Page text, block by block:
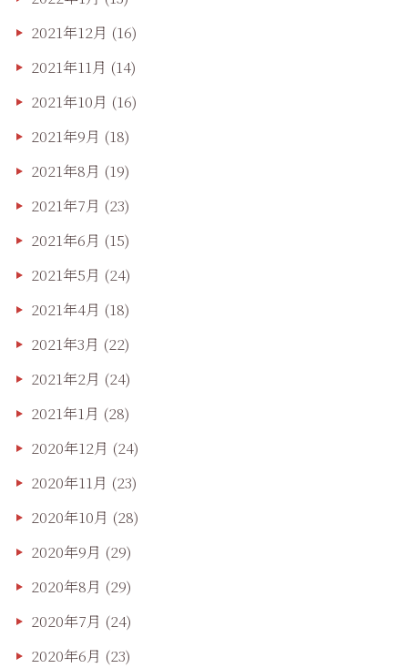
2021年12月 (16)
2021年11月 (14)
2021年10月 (16)
2021年9月 (18)
2021年8月 (19)
2021年7月 (23)
2021年6月 (15)
2021年5月 (24)
2021年4月 (18)
2021年3月 (22)
2021年2月 (24)
2021年1月 (28)
2020年12月 (24)
2020年11月 (23)
2020年10月 (28)
2020年9月 (29)
2020年8月 (29)
2020年7月 (24)
2020年6月 (23)